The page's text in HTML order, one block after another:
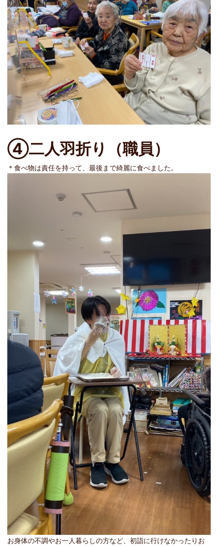
④二人羽折り（職員）
＊食べ物は責任を持って、最後まで綺麗に食べました。
お身体の不調やお一人暮らしの方など、初詣に行けなかったりお